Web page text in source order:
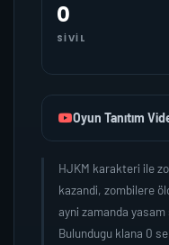
0
SIVIL
Oyun Tanıtım
HJKM karakteri ile
kazandi, zombilere
ayni zamanda
Bulundugu klana 0